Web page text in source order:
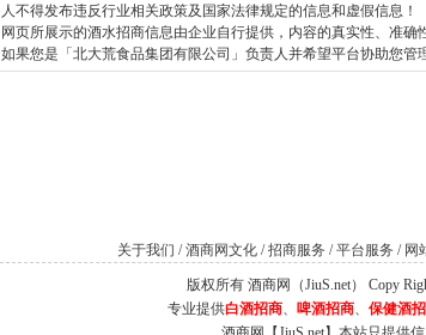
人不得发布违反行业相关政策及国家法律规定的信息和虚假信息！
网页所展示的酒水招商信息由企业自行提供，内容的真实性、准确
如果您是「北大荒食品集团有限公司」负责人并希望平台协助您管
关于我们 /酒商网文化 /招商服务 /平台服务 / 网
版权所有 酒商网（JiuS.net） Copy
专业提供白酒招商、 啤酒招商、 保健酒